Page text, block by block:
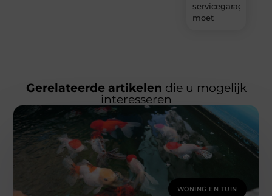
servicegarage
moet
Gerelateerde artikelen die u mogelijk
interesseren
WONING EN TUIN